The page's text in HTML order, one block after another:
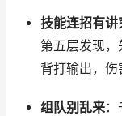
技能连招有讲
第五层发现
背打输出，伤
组队别乱来：